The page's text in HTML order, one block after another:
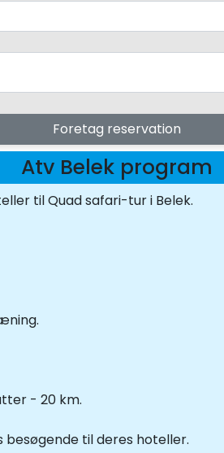
Foretag reservation
Atv Belek program
til Quad safari-tur i Belek.
- 20 km.
til deres hoteller.